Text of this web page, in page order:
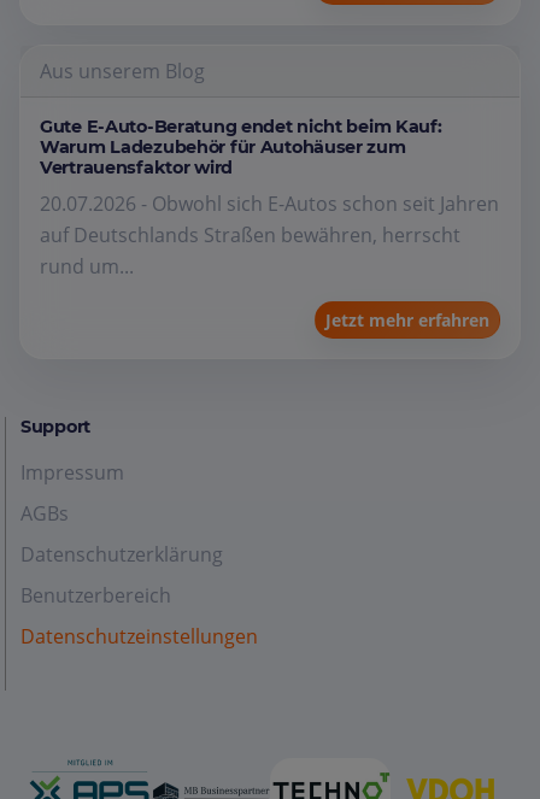
Aus unserem Blog
Gute E-Auto-Beratung endet nicht beim Kauf:
Warum Ladezubehör für Autohäuser zum
Vertrauensfaktor wird
20.07.2026 - Obwohl sich E-Autos schon seit Jahren
auf Deutschlands Straßen bewähren, herrscht
rund um...
Jetzt mehr erfahren
Support
Impressum
AGBs
Datenschutzerklärung
Benutzerbereich
Datenschutzeinstellungen